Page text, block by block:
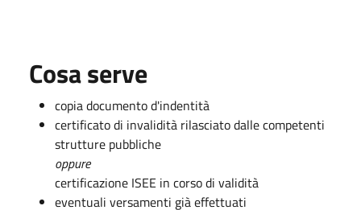
Cosa serve
copia documento d'indentità
certificato di invalidità rilasciato dalle competenti
strutture pubbliche
oppure
certificazione ISEE in corso di validità
eventuali versamenti già effettuati